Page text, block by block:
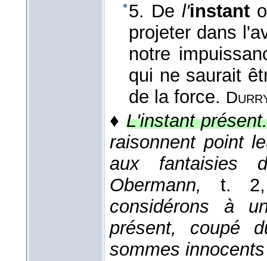
5. De l'instant
projeter dans
notre
qui ne saurait
de la force.
♦ L'instant
raisonnent point
aux fantaisies
Obermann, t. 2
considérons à
présent, coupé
sommes